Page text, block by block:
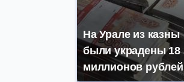
На Урале из казны
были украдены 18
миллионов рублей